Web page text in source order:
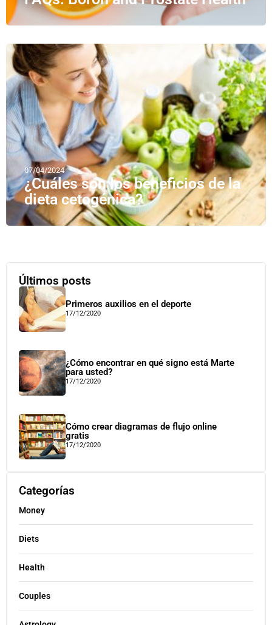
07/04/2024
¿Cuáles son los beneficios de la
dieta cetogénica?
Últimos posts
Primeros auxilios en el deporte
17/12/2020
¿Cómo encontrar en qué signo está Marte
para usted?
17/12/2020
Cómo crear diagramas de flujo online
gratis
17/12/2020
Categorías
Money
Diets
Health
Couples